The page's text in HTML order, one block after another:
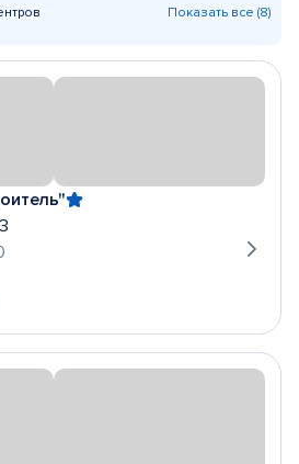
Показать все (8)